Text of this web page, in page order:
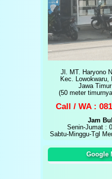
Jl. MT. Haryono
Kec. Lowokwaru,
Jawa
(50 meter
Call / WA :
Jam
Senin-Jumat :
Sabtu-Minggu-Tgl
Google